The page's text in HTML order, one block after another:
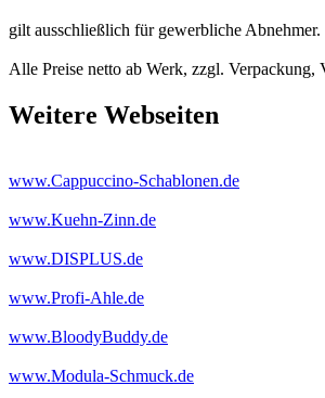
gilt ausschließlich für gewerbliche Abnehmer.
Alle Preise netto ab Werk, zzgl. Verpackung,
Weitere Webseiten
www.Cappuccino-Schablonen.de
www.Kuehn-Zinn.de
www.DISPLUS.de
www.Profi-Ahle.de
www.BloodyBuddy.de
www.Modula-Schmuck.de